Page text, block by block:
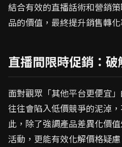
結合有效的直播話術和營銷
品的價值，最終提升銷售轉化
直播間限時促銷：
面對觀眾「其他平台更便宜
往往會陷入低價競爭的泥淖
此，除了強調產品差異化價
活動，更能有效化解價格疑